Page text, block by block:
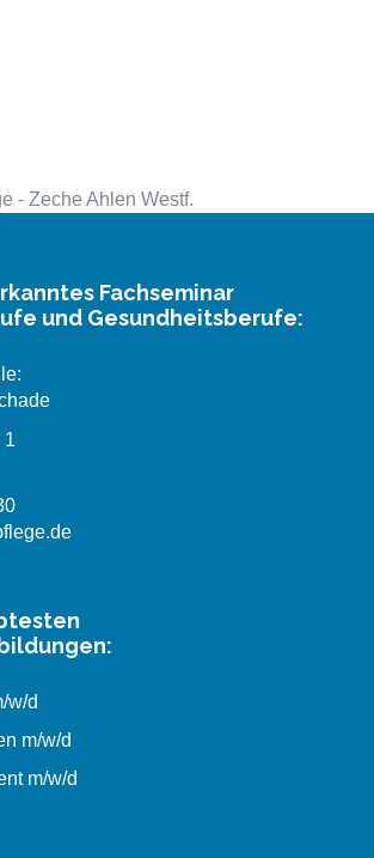
Fachseminar
und Gesundheitsberufe:
1
w/d
m/w/d
m/w/d